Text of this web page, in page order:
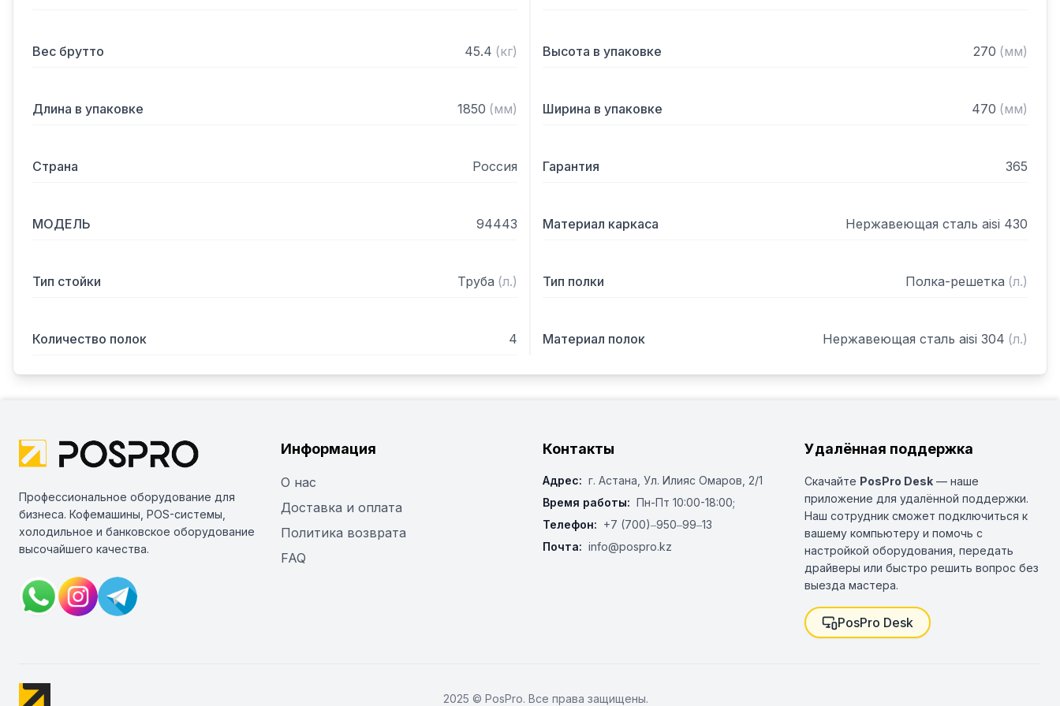
Вес брутто 45.4 (кг) Высота в упаковке 270 (мм)
Длина в упаковке 1850 (мм) Ширина в упаковке 470 (мм)
Страна Россия Гарантия 365
МОДЕЛЬ 94443 Материал каркаса Нержавеющая сталь aisi 430
Тип стойки Труба (л.) Тип полки Полка-решетка (л.)
Количество полок 4 Материал полок Нержавеющая сталь aisi 304 (л.)
Профессиональное оборудование для
бизнеса. Кофемашины, POS-системы,
холодильное и банковское оборудование
высочайшего качества.
Информация
О нас
Доставка и оплата
Политика возврата
FAQ
Контакты
Адрес: г. Астана, ​Ул. Илияс Омаров, 2/1
Время работы: Пн-Пт 10:00-18:00;
Телефон: +7 (700)‒950‒99‒13
Почта: info@pospro.kz
Удалённая поддержка
Скачайте PosPro Desk — наше
приложение для удалённой поддержки.
Наш сотрудник сможет подключиться к
вашему компьютеру и помочь с
настройкой оборудования, передать
драйверы или быстро решить вопрос без
выезда мастера.
PosPro Desk
2025 © PosPro. Все права защищены.